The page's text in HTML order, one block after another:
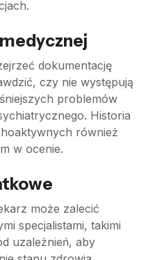
dokumentację
czy nie występują
problemów
Historia
również
w ocenie.
może zalecić
specjalistami, takimi
uzależnień, aby